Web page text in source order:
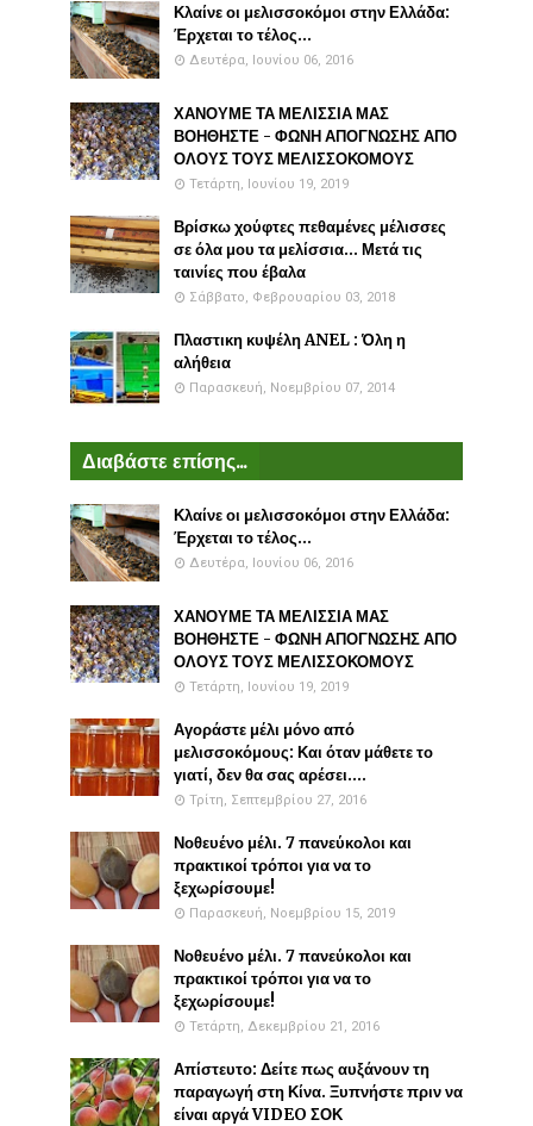
Κλαίνε οι μελισσοκόμοι στην Ελλάδα:
Έρχεται το τέλος...
Δευτέρα, Ιουνίου 06, 2016
ΧΑΝΟΥΜΕ ΤΑ ΜΕΛΙΣΣΙΑ ΜΑΣ
ΒΟΗΘΗΣΤΕ - ΦΩΝΗ ΑΠΟΓΝΩΣΗΣ ΑΠΟ
ΟΛΟΥΣ ΤΟΥΣ ΜΕΛΙΣΣΟΚΟΜΟΥΣ
Τετάρτη, Ιουνίου 19, 2019
Βρίσκω χούφτες πεθαμένες μέλισσες
σε όλα μου τα μελίσσια... Μετά τις
ταινίες που έβαλα
Σάββατο, Φεβρουαρίου 03, 2018
Πλαστικη κυψέλη ANEL : Όλη η
αλήθεια
Παρασκευή, Νοεμβρίου 07, 2014
Διαβάστε επίσης...
Κλαίνε οι μελισσοκόμοι στην Ελλάδα:
Έρχεται το τέλος...
Δευτέρα, Ιουνίου 06, 2016
ΧΑΝΟΥΜΕ ΤΑ ΜΕΛΙΣΣΙΑ ΜΑΣ
ΒΟΗΘΗΣΤΕ - ΦΩΝΗ ΑΠΟΓΝΩΣΗΣ ΑΠΟ
ΟΛΟΥΣ ΤΟΥΣ ΜΕΛΙΣΣΟΚΟΜΟΥΣ
Τετάρτη, Ιουνίου 19, 2019
Αγοράστε μέλι μόνο από
μελισσοκόμους: Και όταν μάθετε το
γιατί, δεν θα σας αρέσει....
Τρίτη, Σεπτεμβρίου 27, 2016
Νοθευένο μέλι. 7 πανεύκολοι και
πρακτικοί τρόποι για να το
ξεχωρίσουμε!
Παρασκευή, Νοεμβρίου 15, 2019
Νοθευένο μέλι. 7 πανεύκολοι και
πρακτικοί τρόποι για να το
ξεχωρίσουμε!
Τετάρτη, Δεκεμβρίου 21, 2016
Απίστευτο: Δείτε πως αυξάνουν τη
παραγωγή στη Κίνα. Ξυπνήστε πριν να
είναι αργά VIDEO ΣΟΚ